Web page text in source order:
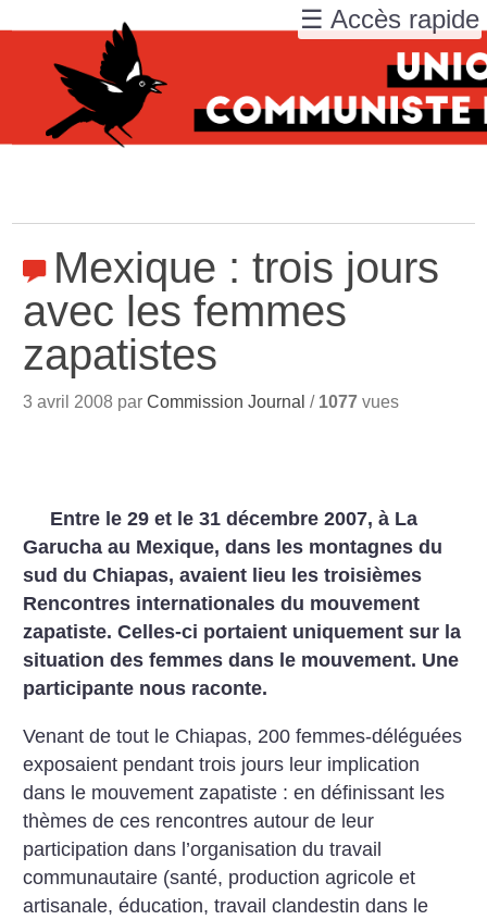
Mexique : trois jours
avec les femmes
zapatistes
3 avril 2008 parCommission Journal / 1077 vues
Entre le 29 et le 31 décembre 2007, à La
Garucha au Mexique, dans les montagnes du
sud du Chiapas, avaient lieu les troisièmes
Rencontres internationales du mouvement
zapatiste. Celles-ci portaient uniquement sur la
situation des femmes dans le mouvement. Une
participante nous raconte.
Venant de tout le Chiapas, 200 femmes-déléguées
exposaient pendant trois jours leur implication
dans le mouvement zapatiste : en définissant les
thèmes de ces rencontres autour de leur
participation dans l’organisation du travail
communautaire (santé, production agricole et
artisanale, éducation, travail clandestin dans le
☰ Accès rapide